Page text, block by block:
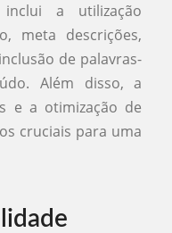
a utilização
meta descrições,
de palavras-
Além disso, a
e a otimização de
cruciais para uma